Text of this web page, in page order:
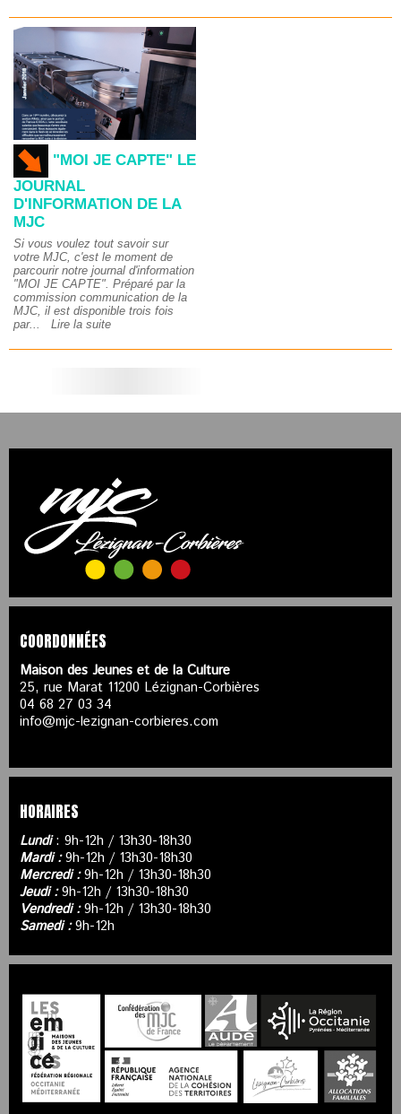
"MOI JE CAPTE" LE
JOURNAL
D'INFORMATION DE LA
MJC
Si vous voulez tout savoir sur
votre MJC, c'est le moment de
parcourir notre journal d'information
"MOI JE CAPTE". Préparé par la
commission communication de la
MJC, il est disponible trois fois
par... Lire la suite
COORDONNÉES
Maison des Jeunes et de la Culture
25, rue Marat 11200 Lézignan-Corbières
04 68 27 03 34
info@mjc-lezignan-corbieres.com
HORAIRES
Lundi: 9h-12h / 13h30-18h30
Mardi :9h-12h / 13h30-18h30
Mercredi :9h-12h / 13h30-18h30
Jeudi :9h-12h / 13h30-18h30
Vendredi :9h-12h / 13h30-18h30
Samedi :9h-12h